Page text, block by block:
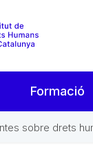
Formació
sobre drets